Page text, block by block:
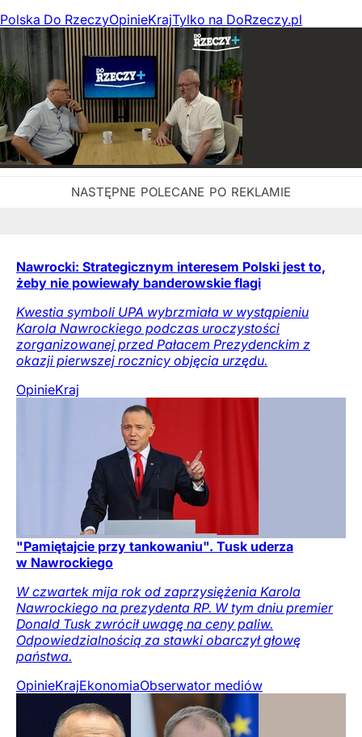
Polska Do RzeczyOpinieKrajTylko na DoRzeczy.pl
Nawrocki: Strategicznym interesem Polski jest to,
żeby nie powiewały banderowskie flagi
Kwestia symboli UPA wybrzmiała w wystąpieniu
Karola Nawrockiego podczas uroczystości
zorganizowanej przed Pałacem Prezydenckim z
okazji pierwszej rocznicy objęcia urzędu.
OpinieKraj
"Pamiętajcie przy tankowaniu". Tusk uderza
w Nawrockiego
W czwartek mija rok od zaprzysiężenia Karola
Nawrockiego na prezydenta RP. W tym dniu premier
Donald Tusk zwrócił uwagę na ceny paliw.
Odpowiedzialnością za stawki obarczył głowę
państwa.
OpinieKrajEkonomiaObserwator mediów